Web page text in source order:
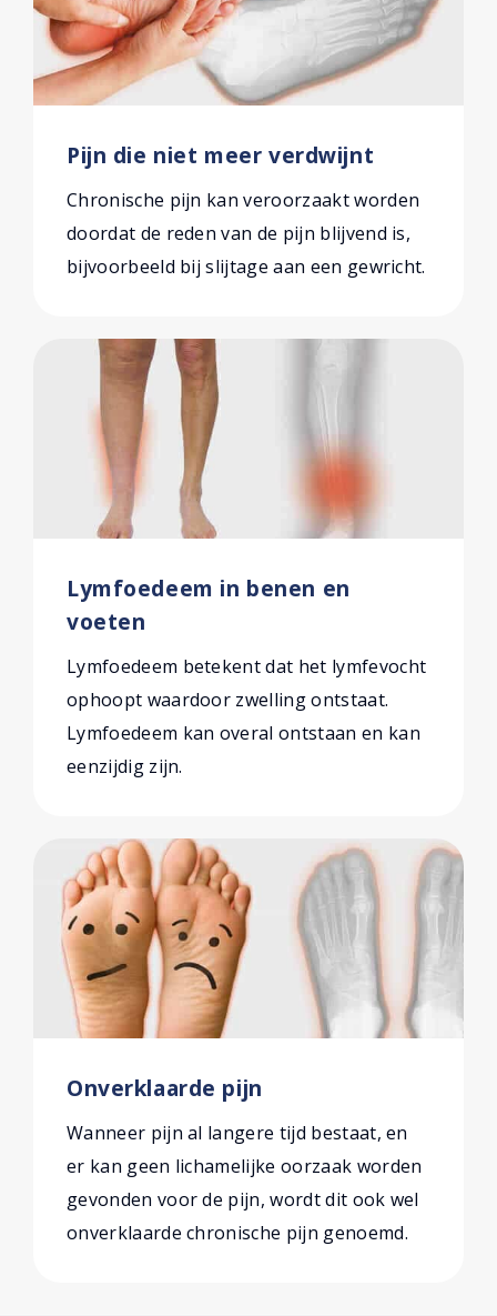
Pijn die niet meer verdwijnt
Chronische pijn kan veroorzaakt worden
doordat de reden van de pijn blijvend is,
bijvoorbeeld bij slijtage aan een gewricht.
Lymfoedeem in benen en
voeten
Lymfoedeem betekent dat het lymfevocht
ophoopt waardoor zwelling ontstaat.
Lymfoedeem kan overal ontstaan en kan
eenzijdig zijn.
Onverklaarde pijn
Wanneer pijn al langere tijd bestaat, en
er kan geen lichamelijke oorzaak worden
gevonden voor de pijn, wordt dit ook wel
onverklaarde chronische pijn genoemd.